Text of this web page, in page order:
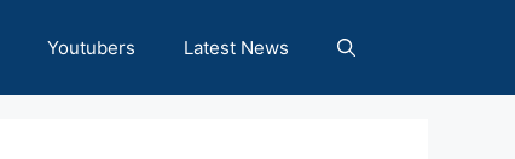
Youtubers Latest News